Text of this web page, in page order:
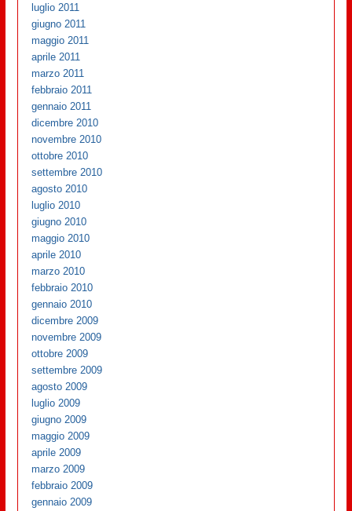
luglio 2011
giugno 2011
maggio 2011
aprile 2011
marzo 2011
febbraio 2011
gennaio 2011
dicembre 2010
novembre 2010
ottobre 2010
settembre 2010
agosto 2010
luglio 2010
giugno 2010
maggio 2010
aprile 2010
marzo 2010
febbraio 2010
gennaio 2010
dicembre 2009
novembre 2009
ottobre 2009
settembre 2009
agosto 2009
luglio 2009
giugno 2009
maggio 2009
aprile 2009
marzo 2009
febbraio 2009
gennaio 2009